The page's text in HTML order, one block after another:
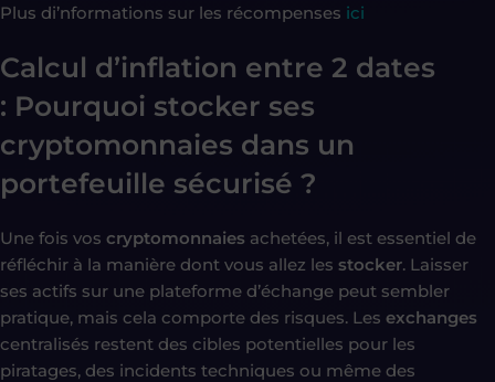
Plus di’nformations sur les récompenses ici
Calcul d’inflation entre 2 dates
: Pourquoi stocker ses
cryptomonnaies dans un
portefeuille sécurisé ?
Une fois vos cryptomonnaies achetées, il est essentiel de
réfléchir à la manière dont vous allez les stocker. Laisser
ses actifs sur une plateforme d’échange peut sembler
pratique, mais cela comporte des risques. Les exchanges
centralisés restent des cibles potentielles pour les
piratages, des incidents techniques ou même des